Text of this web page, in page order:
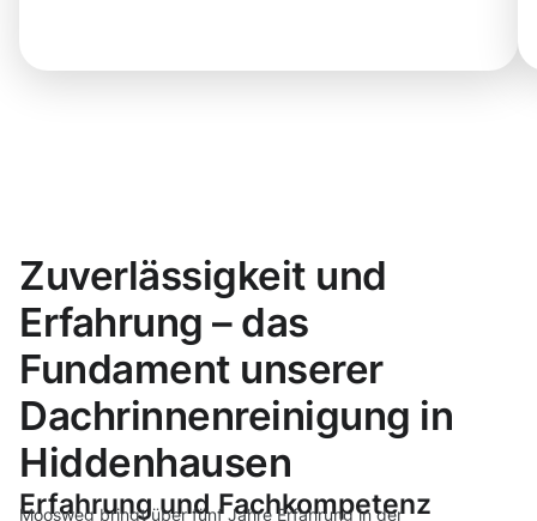
Zuverlässigkeit und
Erfahrung – das
Fundament unserer
Dachrinnenreinigung in
Hiddenhausen
Erfahrung und Fachkompetenz
Moosweg bringt über fünf Jahre Erfahrung in der